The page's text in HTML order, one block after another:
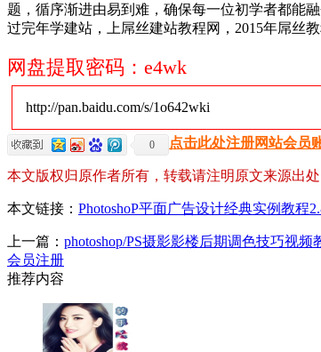
题，循序渐进由易到难，确保每一位初学者都能
过完年学建站，上屌丝建站教程网，2015年屌丝
网盘提取密码：e4wk
http://pan.baidu.com/s/1o642wki
点击此处注册网站会员
0
本文版权归原作者所有，转载请注明原文来源出
本文链接： PhotoshoP平面广告设计经典实例教程
上一篇： photoshop/PS摄影影楼后期调色技巧视频
会员注册
推荐内容